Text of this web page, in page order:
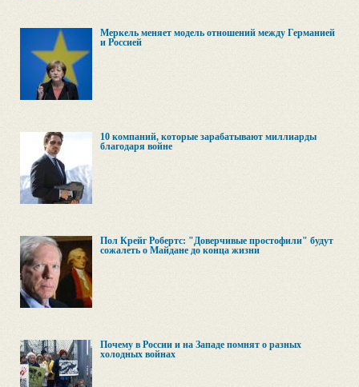
Меркель меняет модель отношений между Германией
и Россией
10 компаний, которые зарабатывают миллиарды
благодаря войне
Пол Крейг Робертс: "Доверчивые простофили" будут
сожалеть о Майдане до конца жизни
Почему в России и на Западе помнят о разных
холодных войнах